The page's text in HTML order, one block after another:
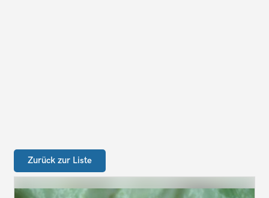
Zurück zur Liste